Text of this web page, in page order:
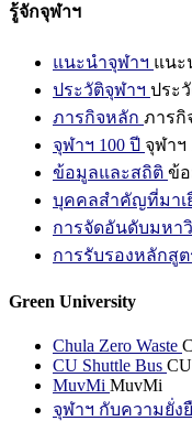
รู้จักจุฬาฯ
แนะนำจุฬาฯ แนะ
ประวัติจุฬาฯ ประ
ภารกิจหลัก ภารกิ
จุฬาฯ 100 ปี จุฬาฯ
ข้อมูลและสถิติ ข้
บุคคลสำคัญที่มาเ
การจัดอันดับมหา
การรับรองหลักสูต
Green University
Chula Zero Waste
CU Shuttle Bus
MuvMi MuvMi
จุฬาฯ กับความยั่ง